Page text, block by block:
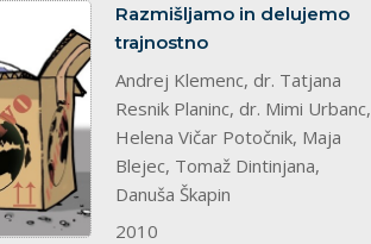
splet
Razmišljamo in delujemo
trajnostno
Andrej Klemenc, dr. Tatjana
Resnik Planinc, dr. Mimi Urbanc,
Helena Vičar Potočnik, Maja
Blejec, Tomaž Dintinjana,
Danuša Škapin
2010